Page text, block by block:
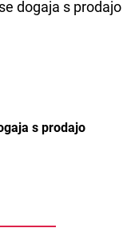
s prodajo